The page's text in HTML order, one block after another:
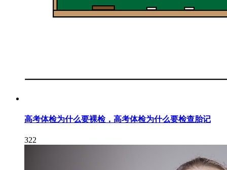
高考体检为什么要裸检，高考体检为什么要检查胎记
322